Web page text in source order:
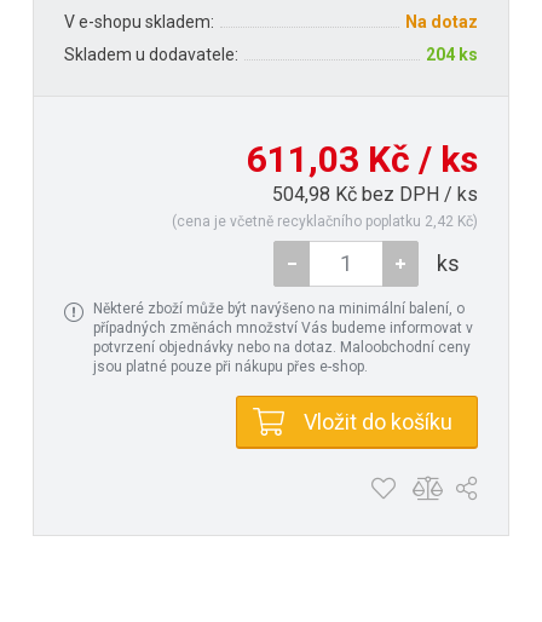
V e-shopu skladem:
Na dotaz
Skladem u dodavatele:
204 ks
611,03 Kč / ks
504,98 Kč bez DPH / ks
(cena je včetně recyklačního poplatku 2,42 Kč)
ks
Některé zboží může být navýšeno na minimální balení, o
případných změnách množství Vás budeme informovat v
potvrzení objednávky nebo na dotaz. Maloobchodní ceny
jsou platné pouze při nákupu přes e-shop.
Vložit do košíku